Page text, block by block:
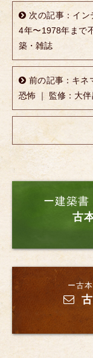
次の記事：イ
4年〜1978年まで
築・雑誌
前の記事：キネ
恐怖 ｜ 監修：大
ー建築書
古
ー古